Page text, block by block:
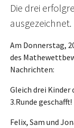
Die drei
ausgezeichnet.
Am Donnerstag,
des
Nachrichten:
Gleich drei Kinder
3.Runde geschafft!
Felix, Sam und